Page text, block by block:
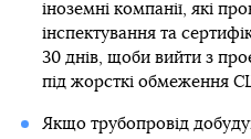
іноземні компанії, які
інспектування та
30 днів, щоби вийти з
під жорсткі обмеження
Якщо трубопровід